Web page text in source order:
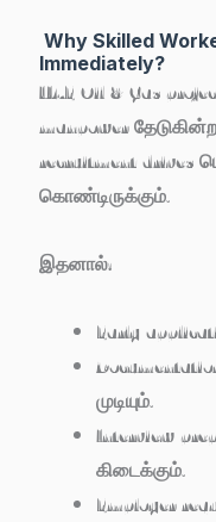
Why Skilled
Immediately?
UAE Oil & Gas
manpower
recruitment drives
கொண்டிருக்கும்.
இதனால்:
Early
முடியும்.
Interview
கிடைக்கும்.
Employer